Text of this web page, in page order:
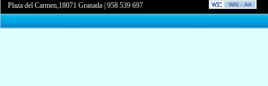
Plaza del Carmen,18071 Granada |958 539 697